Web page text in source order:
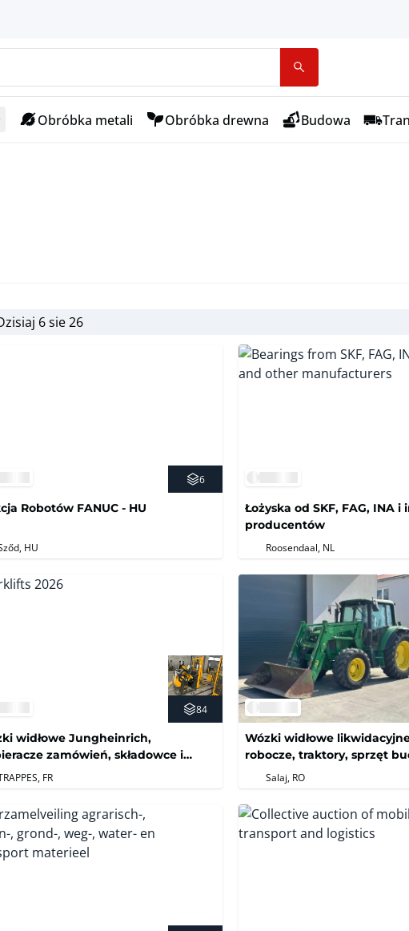
Obróbka metali Obróbka drewna Budowa
6 sie 26
6
Robotów FANUC - HU
HU
Łożyska od SKF, FAG, INA i
producentów
Roosendaal, NL
84
widłowe Jungheinrich,
zamówień, składowce i
wózki paletowe
FR
Wózki widłowe
robocze, traktory, sprzęt
Salaj, RO